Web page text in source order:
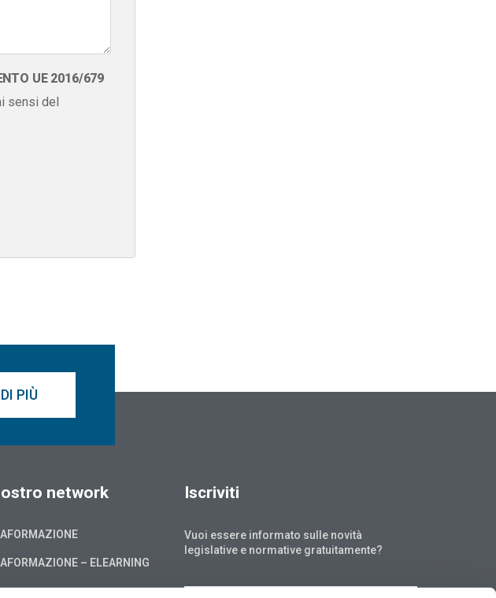
UE 2016/679
sensi del
PIÙ
network
– ELEARNING
Iscriviti
Vuoi essere informato sulle novità
legislative e normative gratuitamente?